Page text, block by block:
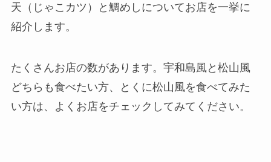
天（じゃこカツ）と鯛めしについてお店を一挙に
紹介します。
たくさんお店の数があります。宇和島風と松山風
どちらも食べたい方、とくに松山風を食べてみた
い方は、よくお店をチェックしてみてください。